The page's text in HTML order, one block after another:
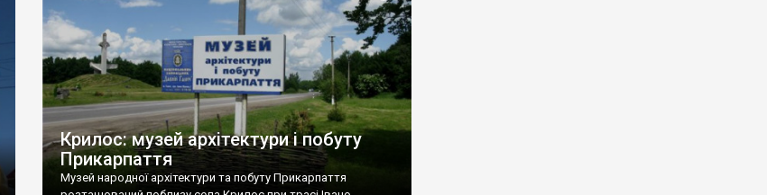
Крилос: музей архітектури і побуту
Прикарпаття
Музей народної архітектури та побуту Прикарпаття